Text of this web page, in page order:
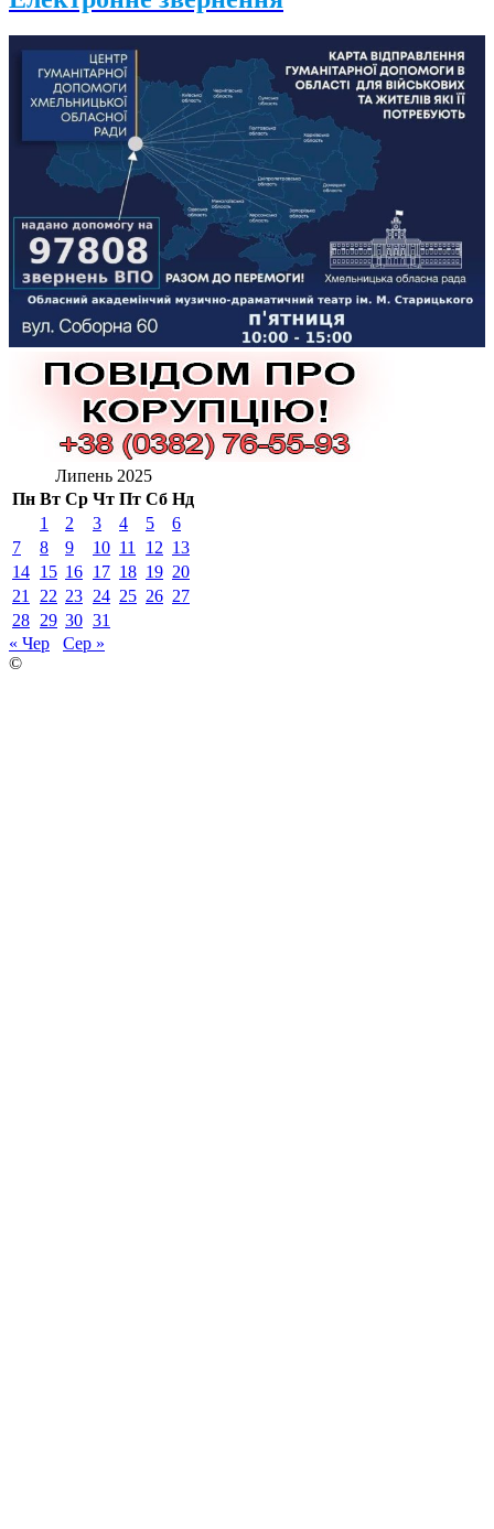
Липень 2025
Пн Вт Ср Чт Пт Сб Нд
1
2 3 4 5
6
7
8 9 10 11 12 13
14 15 16 17 18 19 20
21 22 23 24 25 26 27
28 29 30 31
« Чер
Сер »
©